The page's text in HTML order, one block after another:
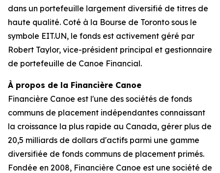
dans un portefeuille largement diversifié de titres de
haute qualité. Coté à la Bourse de Toronto sous le
symbole EIT.UN, le fonds est activement géré par
Robert Taylor, vice-président principal et gestionnaire
de portefeuille de Canoe Financial.
À propos de la Financière Canoe
Financière Canoe est l'une des sociétés de fonds
communs de placement indépendantes connaissant
la croissance la plus rapide au Canada, gérer plus de
20,5 milliards de dollars d'actifs parmi une gamme
diversifiée de fonds communs de placement primés.
Fondée en 2008, Financière Canoe est une société de